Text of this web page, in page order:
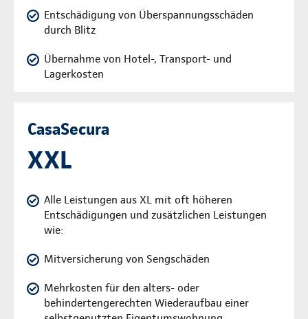
Entschädigung von Überspannungsschäden
durch Blitz
Übernahme von Hotel-, Transport- und
Lagerkosten
CasaSecura
XXL
Alle Leistungen aus XL mit oft höheren
Entschädigungen und zusätzlichen Leistungen
wie:
Mitversicherung von Sengschäden
Mehrkosten für den alters- oder
behindertengerechten Wiederaufbau einer